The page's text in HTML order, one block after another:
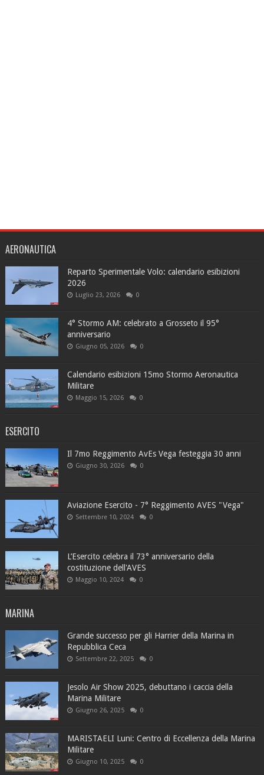
AERONAUTICA
Reparto Sperimentale Volo: calendario esibizioni
2026
Luglio 23, 2026 0
4° Stormo AM: celebrato a Grosseto il 95°
anniversario
Giugno 05, 2026 0
Calendario esibizioni 15mo Stormo Aeronautica
Militare
Maggio 15, 2026 0
ESERCITO
Il 7mo Reggimento AvEs Vega festeggia 30 anni
Giugno 30, 2026 0
Aviazione Esercito - 7° Reggimento AVES "Vega"
Settembre 10, 2024 0
L’Esercito celebra il 73° anniversario della
costituzione dell'AVES
Maggio 10, 2024 0
MARINA
Grande successo per gli Harrier della Marina in
Repubblica Ceca
Settembre 22, 2025 0
Jesolo Air Show 2025, debuttano i caccia della
Marina Militare
Giugno 26, 2025 0
MARISTAELI Luni: Centro di Eccellenza della Marina
Militare
Giugno 10, 2025 0